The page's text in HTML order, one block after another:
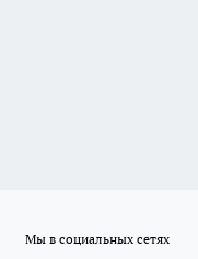
Мы в социальных сетях